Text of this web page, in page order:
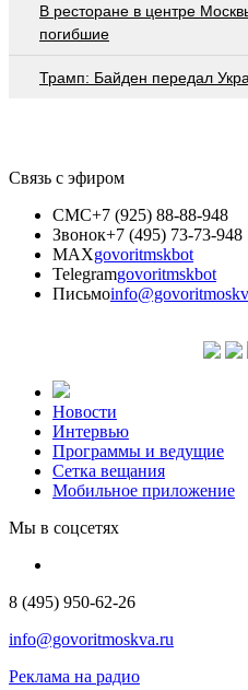
В ресторане в центре
погибшие
Трамп: Байден передал
Связь с эфиром
СМС+7 (925) 88-88-948
Звонок+7 (495) 73-73-948
MAXgovoritmskbot
Telegramgovoritmskbot
Письмо
Новости
Интервью
Программы и ведущие
Сетка вещания
Мобильное приложение
Мы в соцсетях
8 (495) 950-62-26
info@govoritmoskva.ru
Реклама на радио